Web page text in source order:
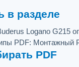
в разделе
Logano G215
PDF: Монтажный
PDF